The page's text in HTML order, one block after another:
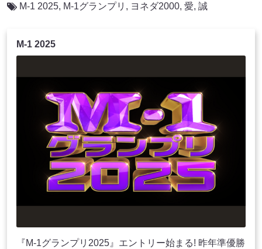
M-1 2025, M-1グランプリ , ヨネダ2000, 愛, 誠
M-1 2025
『M-1グランプリ2025』エントリー始まる! 昨年準優勝